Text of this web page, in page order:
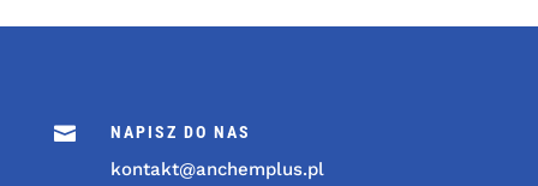
 NAPISZ DO NAS
kontakt@anchemplus.pl